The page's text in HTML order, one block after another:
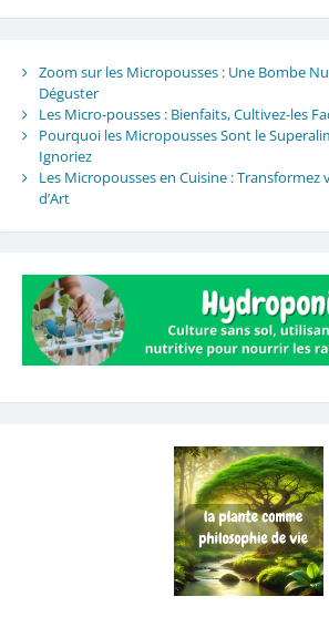
Zoom sur les Micropousses : Une Bombe
Déguster
Les Micro-pousses : Bienfaits, Cultivez-les
Pourquoi les Micropousses Sont le
Ignoriez
Les Micropousses en Cuisine :
d’Art